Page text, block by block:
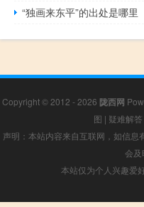
“独画来东平”的出处是哪里
Copyright © 2012 - 2026 陇西网
图 | 疑难解答
声明：本站内容来自互联网，如信
会
本站仅为个人兴趣爱